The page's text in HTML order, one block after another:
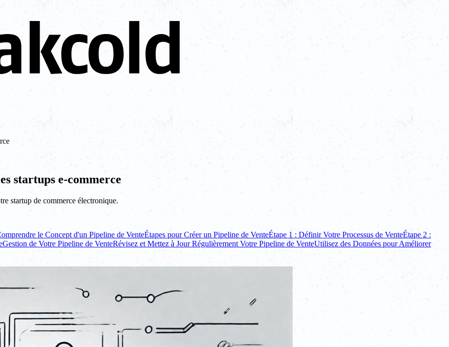
startups e-commerce
startup de commerce électronique.
le Concept d'un Pipeline de VenteÉtapes pour Créer un Pipeline de VenteÉtape 1 : Définir Votre Processus de VenteÉtape 2 :
Gestion de Votre Pipeline de VenteRévisez et Mettez à Jour Régulièrement Votre Pipeline de VenteUtilisez des Données pour Améliorer